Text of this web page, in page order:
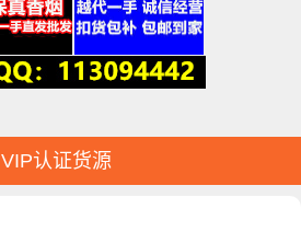
VIP认证货源